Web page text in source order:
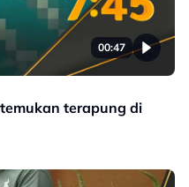
00:47
terapung di